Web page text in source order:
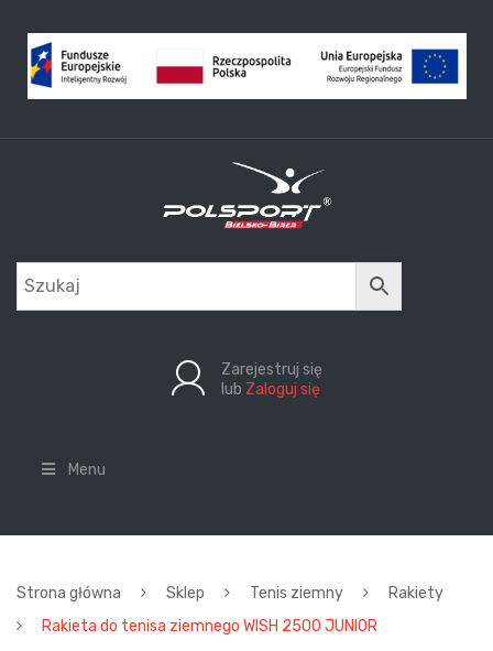
Zarejestruj się
lub Zaloguj się
Menu
Strona główna Sklep Tenis ziemny
Rakiety
Rakieta do tenisa ziemnego WISH 2500 JUNIOR